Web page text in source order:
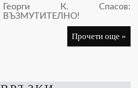
Георги К. Спасов:
ВЪЗМУТИТЕЛНО!
Прочети още »